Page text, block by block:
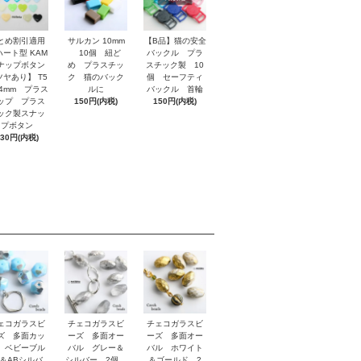
め割引適用
ト型 KAM
ップボタン
ヤあり】 T5
プラス
プ プラス
ク製スナッ
プボタン
円(内税)
サルカン 10mm
10個 紐ど
め プラスチッ
ク 猫のバック
ルに
150円(内税)
【B品】猫の安全
バックル プラ
スチック製 10
個 セーフティ
バックル 首輪
150円(内税)
コガラスビ
多面カッ
ビーブル
チェコガラスビ
ーズ 多面オー
バル グレー＆
チェコガラスビ
ーズ 多面オー
バル ホワイト